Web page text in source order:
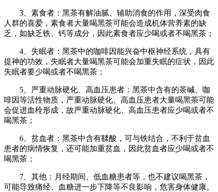
3、素食者：黑茶有解油腻、辅助消食的作用，深受肉食
人群的喜爱，素食者大量喝黑茶可能会造成机体营养素的缺
乏，如缺乏铁、钙等成分，因此素食者应少喝或者不喝黑茶；
4、失眠者：黑茶中的咖啡因能兴奋中枢神经系统，具有
提神的功效，失眠者大量喝黑茶可能会加重失眠的症状，因此
失眠者要少喝或者不喝黑茶；
5、严重动脉硬化、高血压患者：黑茶中含有的茶碱、咖
啡因等活性物质，严重动脉硬化、高血压患者大量喝黑茶可能
会促进血栓形成，故严重动脉硬化、高血压患者应少喝或者不
喝黑茶；
6、贫血者：黑茶中含有鞣酸，可与铁结合，不利于贫血
患者的病情恢复，还可能加重贫血，因此贫血者应少喝或者不
喝黑茶；
7、其他：月经期间、低血糖患者等，也不建议喝黑茶，
可能导致痛经、血糖进一步下降等不良影响，危害身体健康。